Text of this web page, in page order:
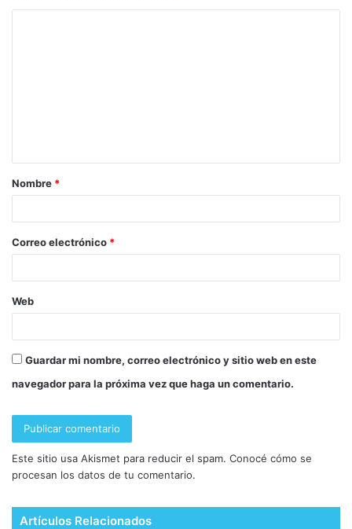
Nombre *
Correo electrónico *
Web
Guardar mi nombre, correo electrónico y sitio web en este
navegador para la próxima vez que haga un comentario.
Este sitio usa Akismet para reducir el spam. Conocé cómo se
procesan los datos de tu comentario.
Artículos Relacionados